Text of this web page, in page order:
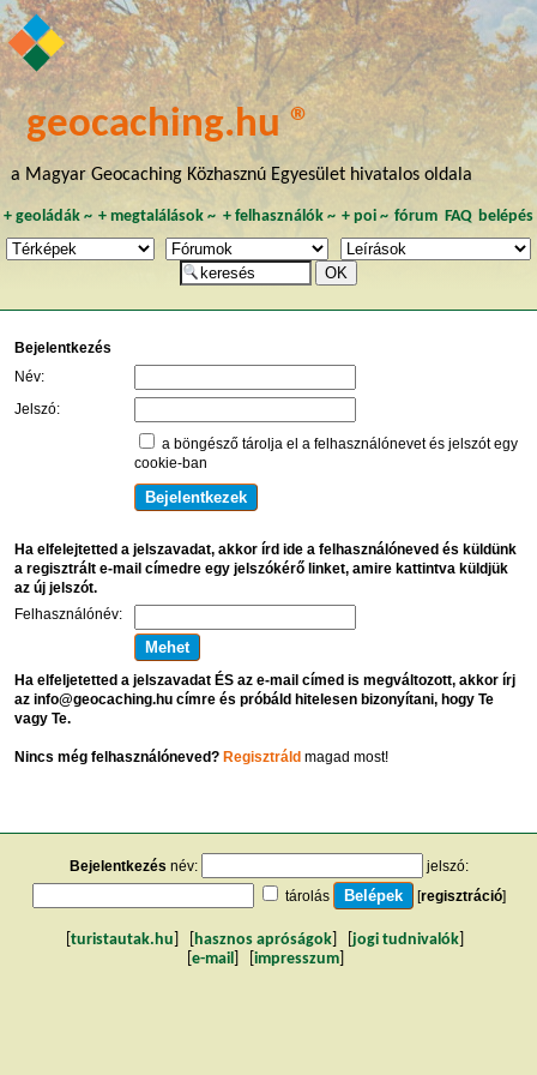
geocaching.hu ®
a Magyar Geocaching Közhasznú Egyesület hivatalos oldala
+ geoládák~ +megtalálások ~ + felhasználók~ + poi~ fórum FAQ belépés
Bejelentkezés
Név:
Jelszó:
a böngésző tárolja el a felhasználónevet és jelszót egy
cookie-ban
Ha elfelejtetted a jelszavadat, akkor írd ide a felhasználóneved és küldünk
a regisztrált e-mail címedre egy jelszókérő linket, amire kattintva küldjük
az új jelszót.
Felhasználónév:
Ha elfeljetetted a jelszavadat ÉS az e-mail címed is megváltozott, akkor írj
az info@geocaching.hu címre és próbáld hitelesen bizonyítani, hogy Te
vagy Te.
Nincs még felhasználóneved? Regisztráldmagad most!
Bejelentkezés név:
jelszó:
tárolás
[regisztráció]
turistautak.hu hasznos apróságok jogi tudnivalók
e-mail impresszum]